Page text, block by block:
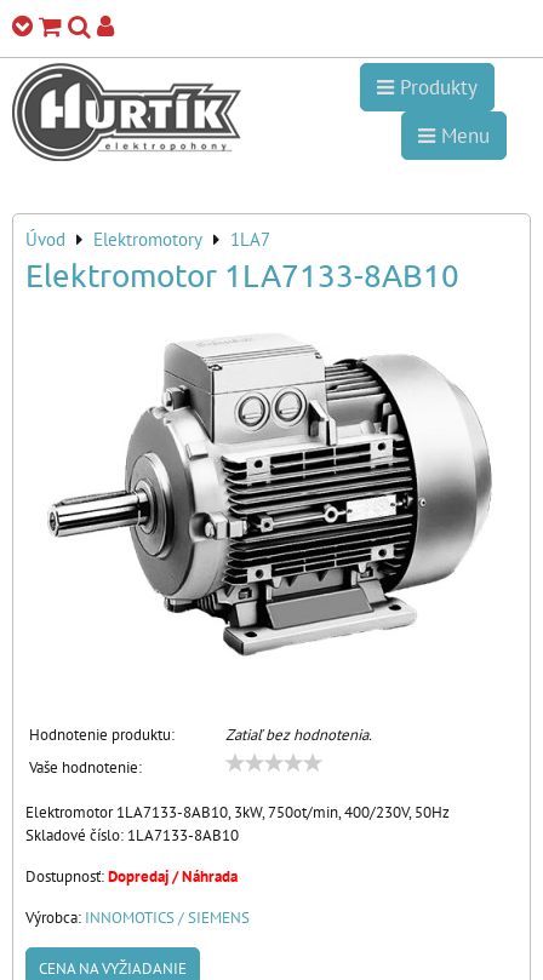
Produkty
Menu
Úvod Elektromotory 1LA7
Elektromotor 1LA7133-8AB10
Hodnotenie produktu:
Zatiaľ bez hodnotenia.
Vaše hodnotenie:
Elektromotor 1LA7133-8AB10, 3kW, 750ot/min, 400/230V, 50Hz
Skladové číslo: 1LA7133-8AB10
Dostupnosť:Dopredaj / Náhrada
Výrobca: INNOMOTICS / SIEMENS
CENA NA VYŽIADANIE